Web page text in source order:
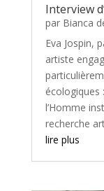
Interview
par Bianca
Eva Jospin,
artiste
écologiques
l’Homme
recherche
lire plus